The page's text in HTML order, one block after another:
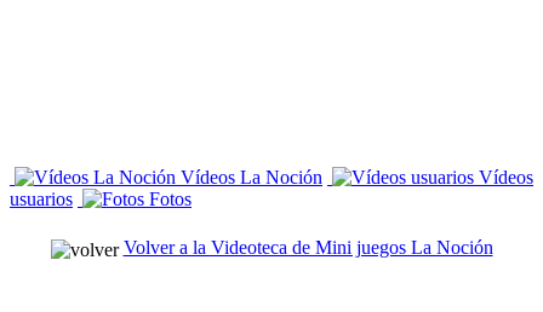
Vídeos La Noción
Vídeos
usuarios
Fotos
Volver a la Videoteca de Mini juegos La Noción